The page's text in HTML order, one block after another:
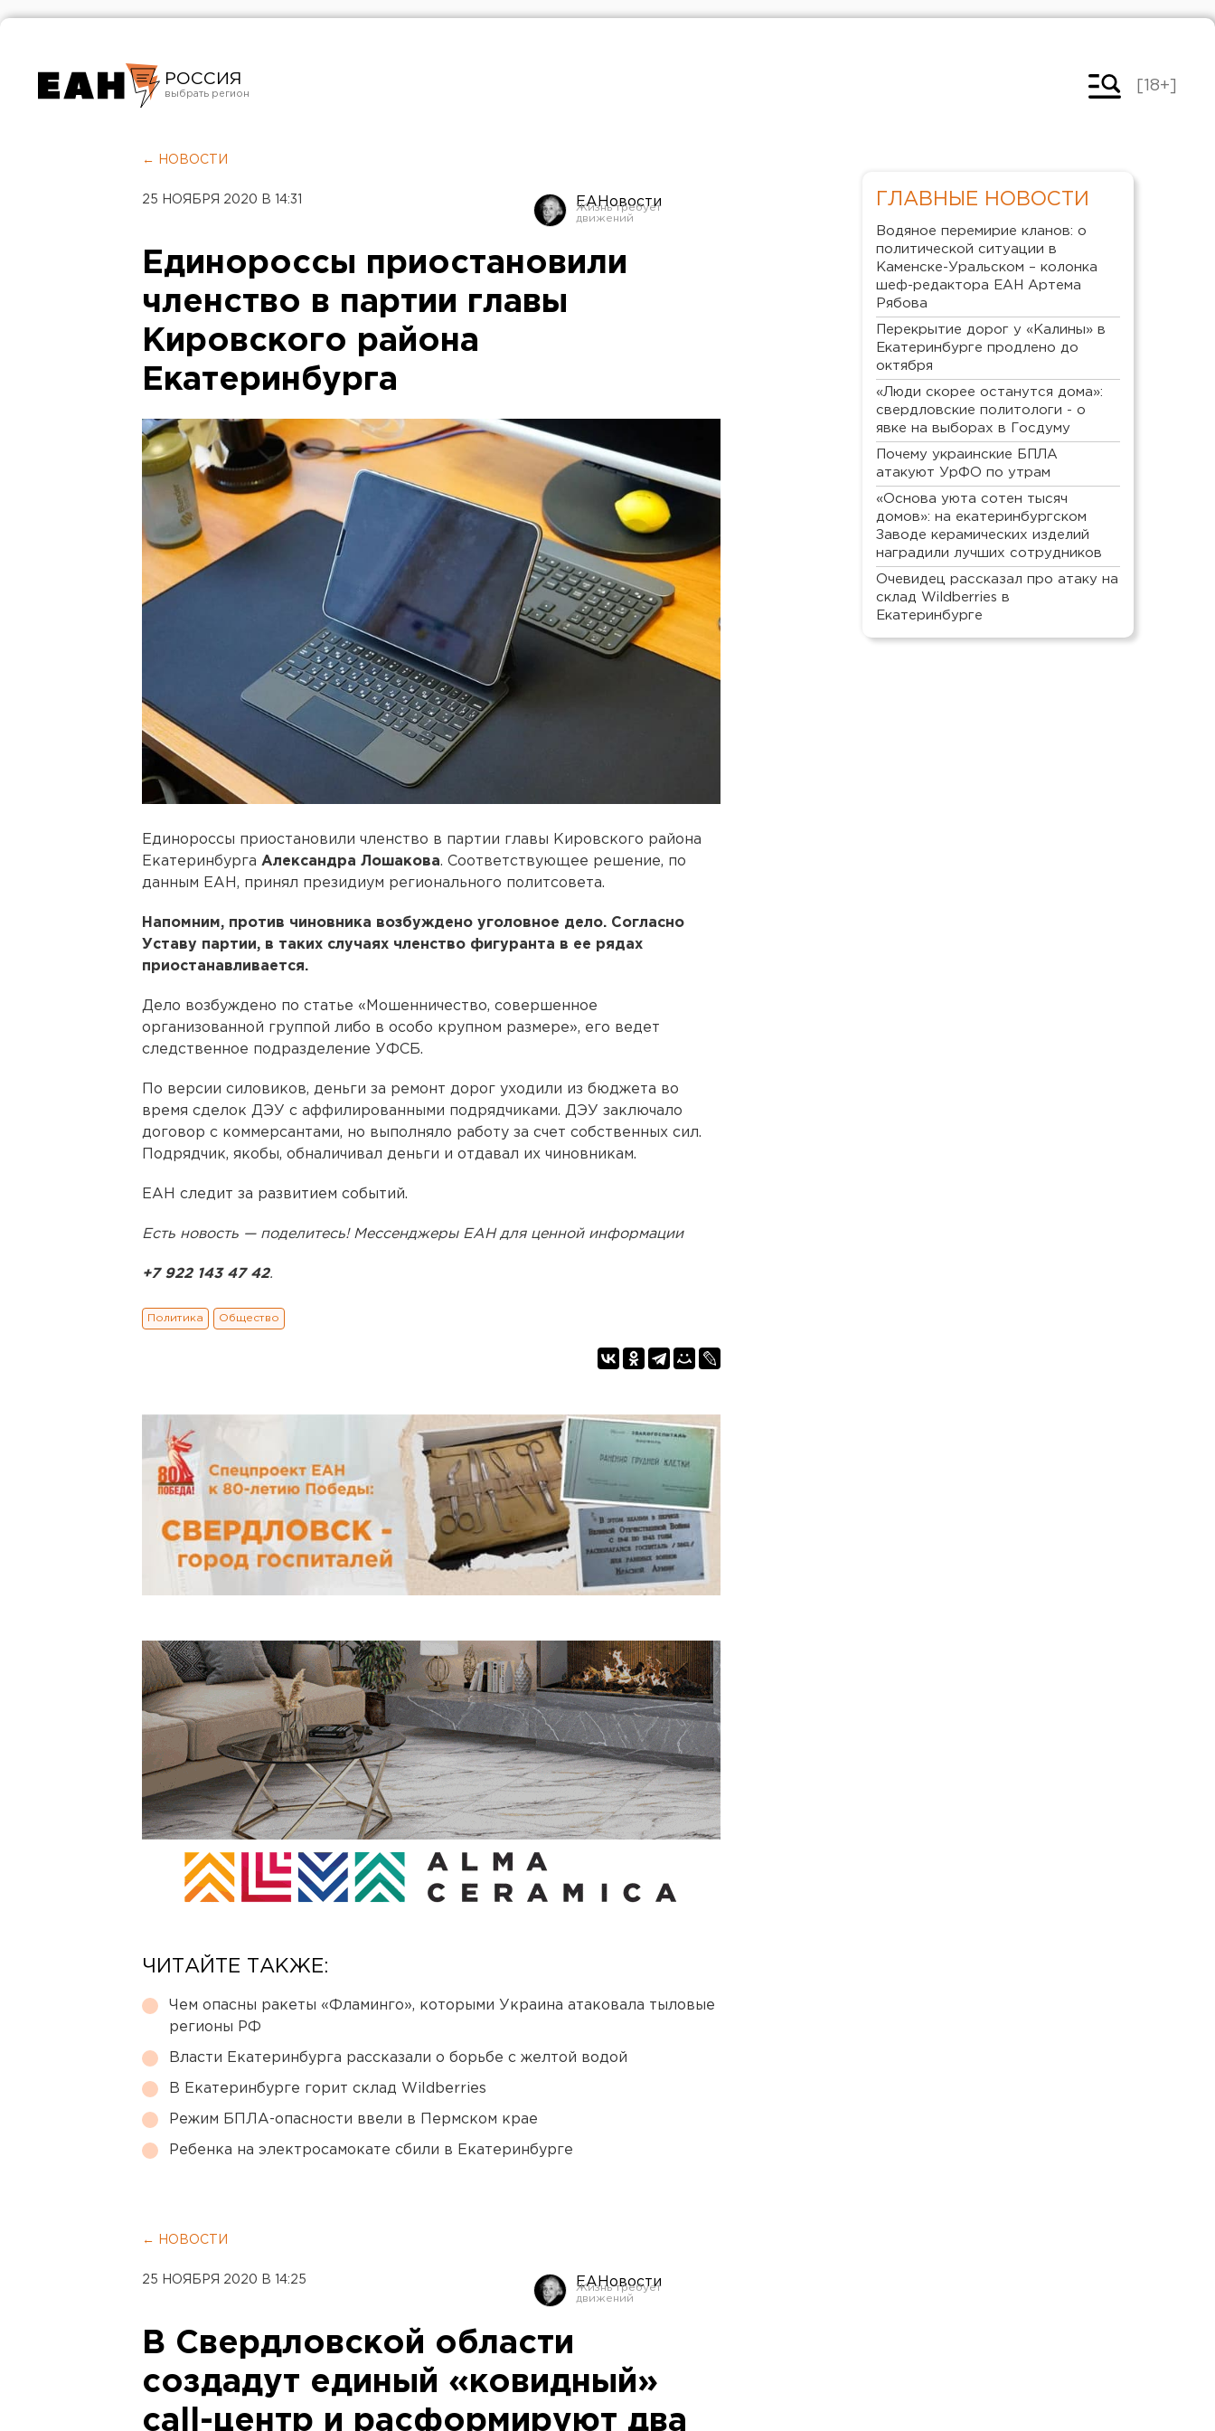
РОССИЯ
Челябинск
[18+]
← НОВОСТИ
25 НОЯБРЯ 2020 В 14:31 ЕАНовости
Единороссы приостановили
членство в партии главы
Кировского района
Екатеринбурга
Единороссы приостановили членство в партии главы Кировского района
Екатеринбурга Александра Лошакова. Соответствующее решение, по
данным ЕАН, принял президиум регионального политсовета.
Напомним, против чиновника возбуждено уголовное дело. Согласно
Уставу партии, в таких случаях членство фигуранта в ее рядах
приостанавливается.
Дело возбуждено по статье «Мошенничество, совершенное
организованной группой либо в особо крупном размере», его ведет
следственное подразделение УФСБ.
По версии силовиков, деньги за ремонт дорог уходили из бюджета во
время сделок ДЭУ с аффилированными подрядчиками. ДЭУ заключало
договор с коммерсантами, но выполняло работу за счет собственных сил.
Подрядчик, якобы, обналичивал деньги и отдавал их чиновникам.
ЕАН следит за развитием событий.
Есть новость — поделитесь! Мессенджеры ЕАН для ценной информации
+7 922 143 47 42.
Политика Общество
ЧИТАЙТЕ ТАКЖЕ:
Чем опасны ракеты «Фламинго», которыми Украина атаковала тыловые
регионы РФ
Власти Екатеринбурга рассказали о борьбе с желтой водой
В Екатеринбурге горит склад Wildberries
Режим БПЛА-опасности ввели в Пермском крае
Ребенка на электросамокате сбили в Екатеринбурге
← НОВОСТИ
25 НОЯБРЯ 2020 В 14:25 ЕАНовости
В Свердловской области
создадут единый «ковидный»
call-центр и расформируют два
ГЛАВНЫЕ НОВОСТИ
Водяное перемирие кланов: о
политической ситуации в
Каменске-Уральском – колонка
шеф-редактора ЕАН Артема
Рябова
Перекрытие дорог у «Калины» в
Екатеринбурге продлено до
октября
«Люди скорее останутся дома»:
свердловские политологи - о
явке на выборах в Госдуму
Почему украинские БПЛА
атакуют УрФО по утрам
«Основа уюта сотен тысяч
домов»: на екатеринбургском
Заводе керамических изделий
наградили лучших сотрудников
Очевидец рассказал про атаку на
склад Wildberries в
Екатеринбурге